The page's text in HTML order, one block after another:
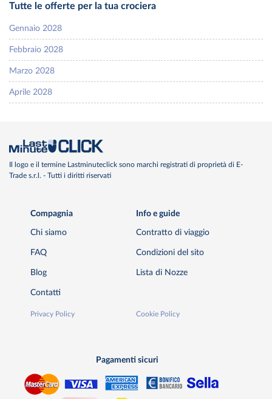
Tutte le offerte per la tua crociera
Gennaio 2028
Febbraio 2028
Marzo 2028
Aprile 2028
Il logo e il termine Lastminuteclick sono marchi registrati di proprietà di E-
Trade s.r.l. - Tutti i diritti riservati
Compagnia
Chi siamo
FAQ
Blog
Contatti
Privacy Policy
Info e guide
Contratto di viaggio
Condizioni del sito
Lista di Nozze
Cookie Policy
Pagamenti sicuri